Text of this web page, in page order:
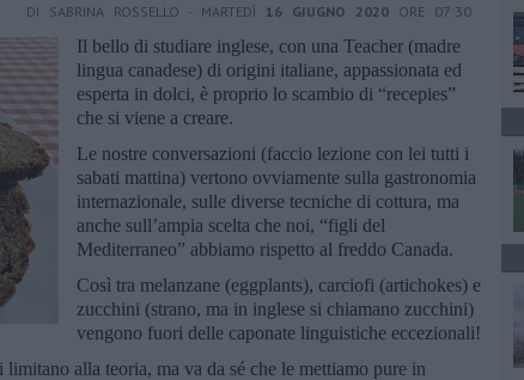
DI SABRINA ROSSELLO - MARTEDÌ 16 GIUGNO 2020 ORE 07:30
Il bello di studiare inglese, con una Teacher (madre
lingua canadese) di origini italiane, appassionata ed
esperta in dolci, è proprio lo scambio di “recepies”
che si viene a creare.
Le nostre conversazioni (faccio lezione con lei tutti i
sabati mattina) vertono ovviamente sulla gastronomia
internazionale, sulle diverse tecniche di cottura, ma
anche sull’ampia scelta che noi, “figli del
Mediterraneo” abbiamo rispetto al freddo Canada.
Così tra melanzane (eggplants), carciofi (artichokes) e
zucchini (strano, ma in inglese si chiamano zucchini)
vengono fuori delle caponate linguistiche eccezionali!
alla teoria, ma va da sé che le mettiamo pure in